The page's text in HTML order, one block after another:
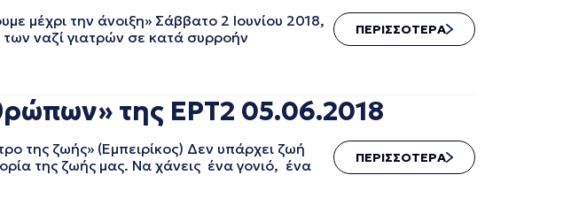
την άνοιξη» Σάββατο 2 Ιουνίου 2018,
ναζί γιατρών σε κατά συρροήν
ΠΕΡΙΣΣΟΤΕΡΑ
της ΕΡΤ2 05.06.2018
της ζωής» (Εμπειρίκος) Δεν υπάρχει ζωή
της ζωής μας. Να χάνεις ένα γονιό, ένα
ΠΕΡΙΣΣΟΤΕΡΑ